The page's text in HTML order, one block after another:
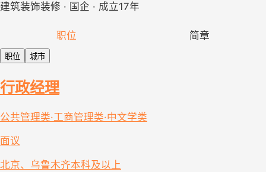
建筑装饰装修 · 国企 · 成立17年
职位 简章
职位 城市
行政经理
公共管理类·工商管理类·中文学类
面议
北京、乌鲁木齐本科及以上